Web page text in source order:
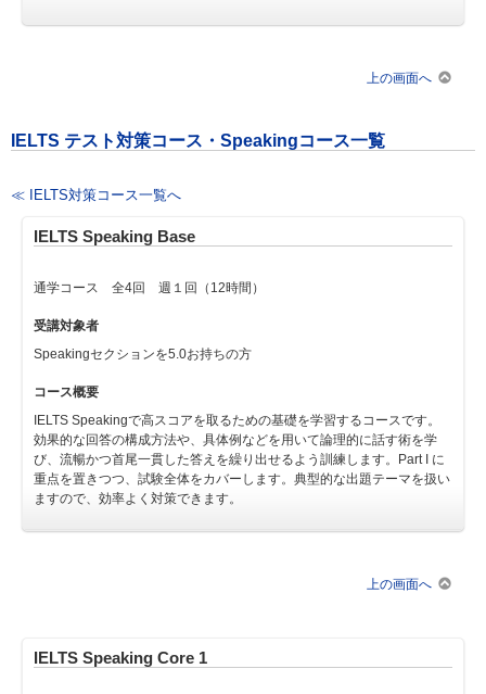
上の画面へ
IELTS テスト対策コース・Speakingコース一覧
≪ IELTS対策コース一覧へ
IELTS Speaking Base
通学コース 全4回 週１回（12時間）
受講対象者
Speakingセクションを5.0お持ちの方
コース概要
IELTS Speakingで高スコアを取るための基礎を学習するコースです。
効果的な回答の構成方法や、具体例などを用いて論理的に話す術を学
び、流暢かつ首尾一貫した答えを繰り出せるよう訓練します。Part I に
重点を置きつつ、試験全体をカバーします。典型的な出題テーマを扱い
ますので、効率よく対策できます。
上の画面へ
IELTS Speaking Core 1